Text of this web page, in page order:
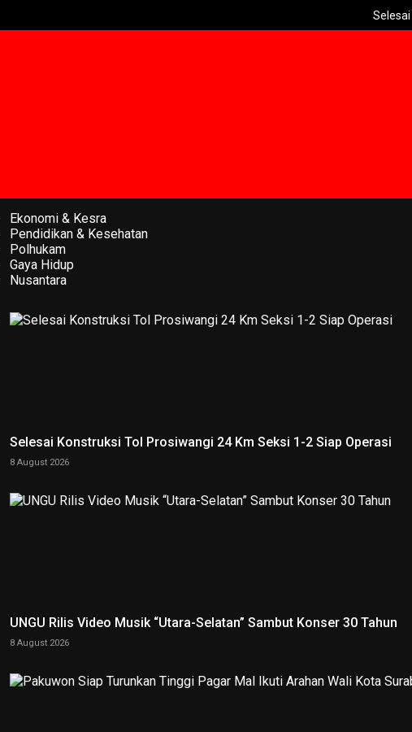
Selesai
Ekonomi & Kesra
Pendidikan & Kesehatan
Polhukam
Gaya Hidup
Nusantara
Selesai Konstruksi Tol Prosiwangi 24 Km Seksi 1-2 Siap Operasi
8 August 2026
UNGU Rilis Video Musik “Utara-Selatan” Sambut Konser 30 Tahun
8 August 2026